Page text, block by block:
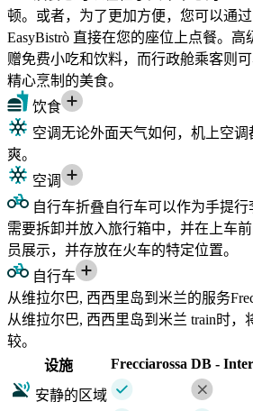
顿。或者，为了更加方便，您可以通过
EasyBistrò 直接在您的座位上点餐。
赠免费小吃和饮料，而行政舱乘客则可
精心烹制的美食。
饮食
空调无论外面天气如何，机上空
爽。
空调
自行车折叠自行车可以作为手提行
需要拆卸并放入旅行箱中，并在上车
员展示，并存放在火车的特定位置。
自行车
从维拉尔巴, 西西里岛到米兰的服务
从维拉尔巴, 西西里岛到米兰 train时，
较。
设施
Frecciarossa DB -
安静的区域